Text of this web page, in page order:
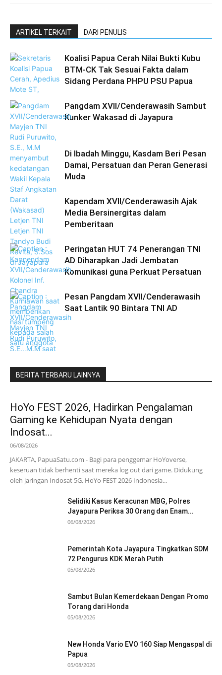
ARTIKEL TERKAIT DARI PENULIS
Koalisi Papua Cerah Nilai Bukti Kubu
BTM-CK Tak Sesuai Fakta dalam
Sidang Perdana PHPU PSU Papua
Pangdam XVII/Cenderawasih Sambut
Kunker Wakasad di Jayapura
Di Ibadah Minggu, Kasdam Beri Pesan
Damai, Persatuan dan Peran Generasi
Muda
Kapendam XVII/Cenderawasih Ajak
Media Bersinergitas dalam
Pemberitaan
Peringatan HUT 74 Penerangan TNI
AD Diharapkan Jadi Jembatan
Komunikasi guna Perkuat Persatuan
Pesan Pangdam XVII/Cenderawasih
Saat Lantik 90 Bintara TNI AD
BERITA TERBARU LAINNYA
HoYo FEST 2026, Hadirkan Pengalaman
Gaming ke Kehidupan Nyata dengan
Indosat...
06/08/2026
JAKARTA, PapuaSatu.com - Bagi para penggemar HoYoverse,
keseruan tidak berhenti saat mereka log out dari game. Didukung
oleh jaringan Indosat 5G, HoYo FEST 2026 Indonesia...
Selidiki Kasus Keracunan MBG, Polres
Jayapura Periksa 30 Orang dan Enam...
06/08/2026
Pemerintah Kota Jayapura Tingkatkan SDM
72 Pengurus KDK Merah Putih
05/08/2026
Sambut Bulan Kemerdekaan Dengan Promo
Torang dari Honda
05/08/2026
New Honda Vario EVO 160 Siap Mengaspal di
Papua
05/08/2026